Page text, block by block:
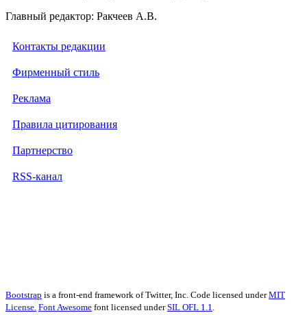
Главный редактор: Ракчеев А.В.
Контакты редакции
Фирменный стиль
Реклама
Правила цитирования
Партнерство
RSS-канал
Bootstrap is a front-end framework of Twitter, Inc. Code licensed underMIT
License. Font Awesome font licensed underSIL OFL 1.1